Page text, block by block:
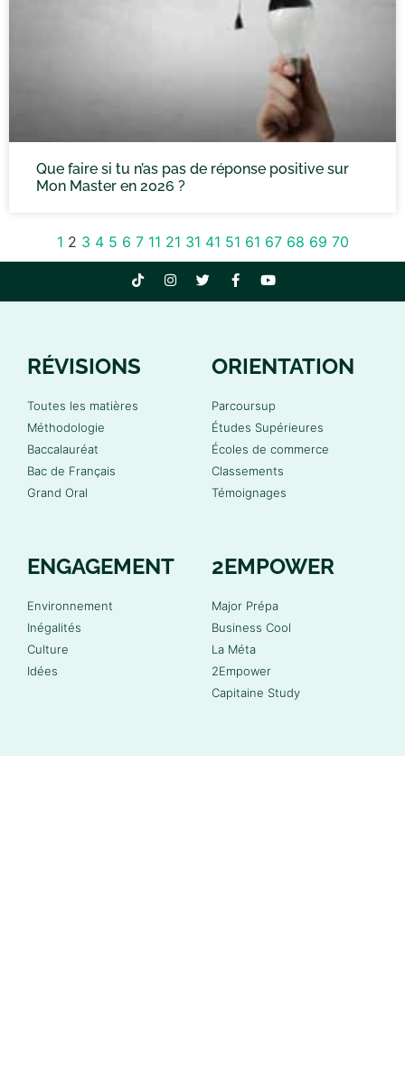
Que faire si tu n’as pas de réponse positive sur
Mon Master en 2026 ?
1 2 3 4 5 6 7 11 21 31 41 51 61 67 68 69 70
RÉVISIONS
Toutes les matières
Méthodologie
Baccalauréat
Bac de Français
Grand Oral
ORIENTATION
Parcoursup
Études Supérieures
Écoles de commerce
Classements
Témoignages
ENGAGEMENT
Environnement
Inégalités
Culture
Idées
2EMPOWER
Major Prépa
Business Cool
La Méta
2Empower
Capitaine Study